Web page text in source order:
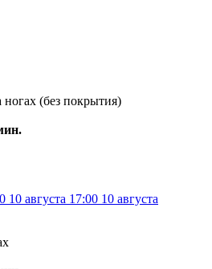
ногах (без покрытия)
10 августа 17:00 10 августа